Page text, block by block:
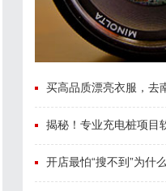
买高品质漂亮衣服，去
揭秘！专业充电桩项目软件开发商
开店最怕“搜不到”为什么隔壁店铺没